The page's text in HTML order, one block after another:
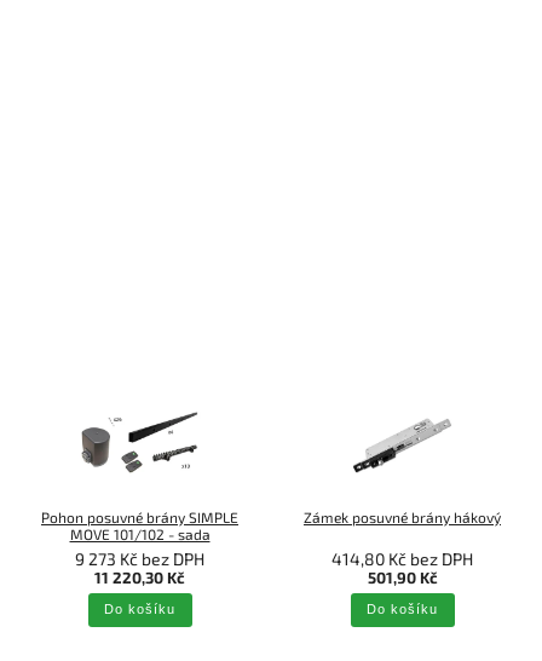
Pohon posuvné brány SIMPLE
MOVE 101/102 - sada
9 273 Kč bez DPH
11 220,30 Kč
Do košíku
Zámek posuvné brány hákový
414,80 Kč bez DPH
501,90 Kč
Do košíku